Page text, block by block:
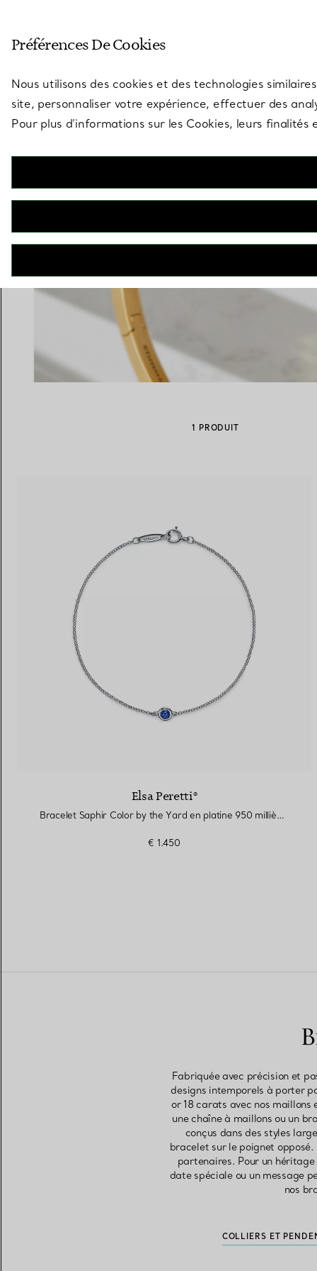
Alliances pour femme Alliances pour hommes
avec
1 PRODUIT
Elsa Peretti®
Bracelet Saphir Color by the Yard en platine 950 millièmes
€ 1.450
Fabriquée avec précision et
designs intemporels à porter
or 18 carats avec nos
une chaîne à maillons ou un
conçus dans des styles
bracelet sur le poignet
partenaires. Pour un
date spéciale ou un message
nos
COLLIERS ET
Préférences De Cookies
Nous utilisons des cookies et des technologies
site, personnaliser votre expérience, effectuer des
Pour plus d’informations sur les Cookies, leurs